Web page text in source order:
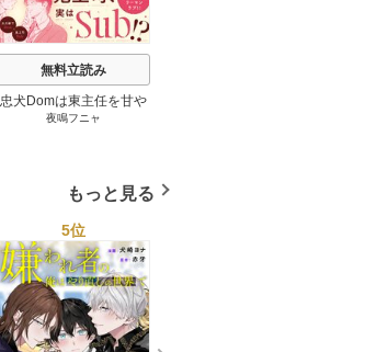
無料立読み
忠犬Domは東主任を甘や
かしたい【コミックス版
夜鳴フニャ
もっと見る
5位